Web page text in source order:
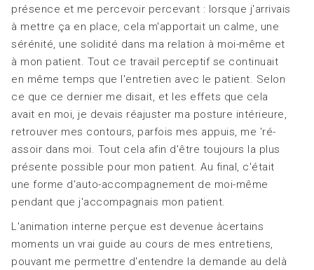
présence et me percevoir percevant : lorsque j'arrivais
à mettre ça en place, cela m'apportait un calme, une
sérénité, une solidité dans ma relation à moi-même et
à mon patient. Tout ce travail perceptif se continuait
en même temps que l'entretien avec le patient. Selon
ce que ce dernier me disait, et les effets que cela
avait en moi, je devais réajuster ma posture intérieure,
retrouver mes contours, parfois mes appuis, me 'ré-
assoir dans moi. Tout cela afin d'être toujours la plus
présente possible pour mon patient. Au final, c'était
une forme d'auto-accompagnement de moi-même
pendant que j'accompagnais mon patient.
L'animation interne perçue est devenue àcertains
moments un vrai guide au cours de mes entretiens,
pouvant me permettre d'entendre la demande au delà